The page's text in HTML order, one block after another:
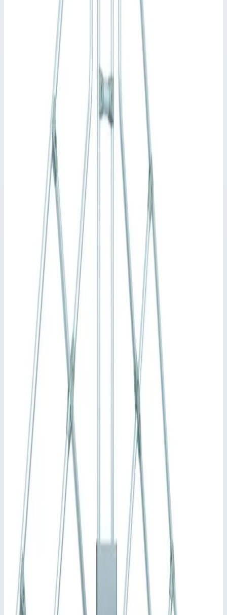
Добавить в корзину
Стационарный переход Zarges 5 ступеней 600 мм 60°
Добавить в корзину
Стационарный переход Zarges 5 ступеней 600 мм 60°
40355904
Добавить в корзину
Добавить к сравнению
Описание
Стационарный переход Zarges 5 ступеней, ширина 600 мм.
Стационарная или передвижная платформа для
преодоления препятствий, также используется как
рабочая платформа с доступом с двух сторон. Просторная
платформа с ограждением для безопасной и эргономичной
работы на высоте.
Ширина ступеней: 600, 800 или 1000 мм.
В стандартной комплектации ступени и платформа
имеют покрытие из рифленого алюминия (R10). Прочие
варианты: стальная решетка (R12) и перфорированный
стальной лист (R13) для повышенной защиты от
скольжения.
Индивидуальная настройка длины платформы.
Вариант с ходовым механизмом для передвижного
исполнения.
Индивидуальная конфигурация перильного ограждения
платформы, варианты с поворотной дверцей или
защитной калиткой.
Максимальная универсальность благодаря возможности
демонтажа поручней и перил без применения
инструментов.
Быстрый и простой монтаж благодаря системе
соединителей ZARGES с высокой степенью
предварительной сборки.
Различные угла наклона: 45° для удобного подъема или
60° в условиях ограниченного пространства.
Подсказки и особенности